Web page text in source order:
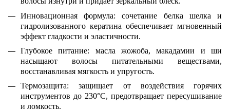
Инновационная формула: сочетание белка шелка и
гидролизованного кератина обеспечивает мгновенный
эффект гладкости и эластичности.
Глубокое питание: масла жожоба, макадамии и ши
насыщают волосы питательными веществами,
восстанавливая мягкость и упругость.
Термозащита: защищает от воздействия горячих
инструментов до 230°C, предотвращает пересушивание
и ломкость.